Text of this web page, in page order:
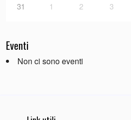
31 1 2 3
Eventi
Non ci sono eventi